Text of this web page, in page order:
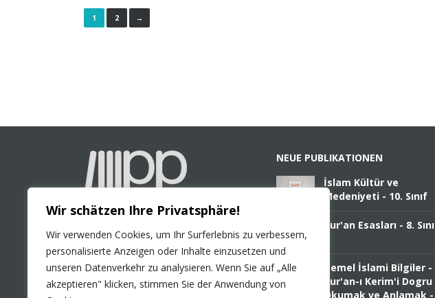
Wir schätzen Ihre Privatsphäre!
Wir verwenden Cookies, um Ihr Surferlebnis zu verbessern,
personalisierte Anzeigen oder Inhalte einzusetzen und
unseren Datenverkehr zu analysieren. Wenn Sie auf „Alle
akzeptieren" klicken, stimmen Sie der Anwendung von
1 2 →
PLURAL Publications GmbH
Colonia-Allee 3
D-51067 Köln
NEUE PUBLIKATIONEN
İslam Kültür ve
Medeniyeti - 10. Sınıf
Kur'an Esasları - 8.
Temel İslami Bilgiler -
Kur'an-ı Kerim'i Dogru
Okumak ve Anlamak -